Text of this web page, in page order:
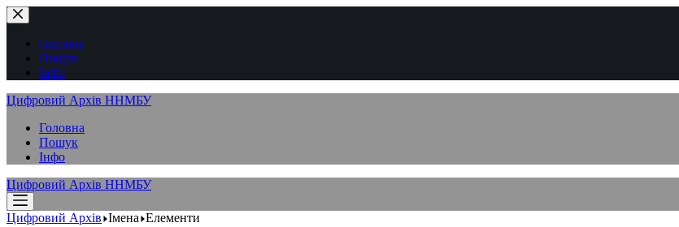
Перейти
до
вмістуГоловна
Пошук
Інфо
Цифровий Архів ННМБУ
Головна
Пошук
Інфо
Цифровий Архів ННМБУ
Цифровий Архів Імена Елементи